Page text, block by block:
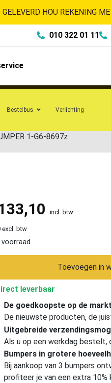
HOU REKENING
010 322 01 11
Bestelbus Verlichting
1-G6-8697z
incl. btw
excl. btw
voorraad
Toevoegen in
leverbaar
De goedkoopste op de markt
De nieuwste producten, de
Uitgebreide
Als u op een werkdag bestelt,
Bumpers in grotere
Bij aankoop van 3 bumpers
profiteer je van een extra 10%